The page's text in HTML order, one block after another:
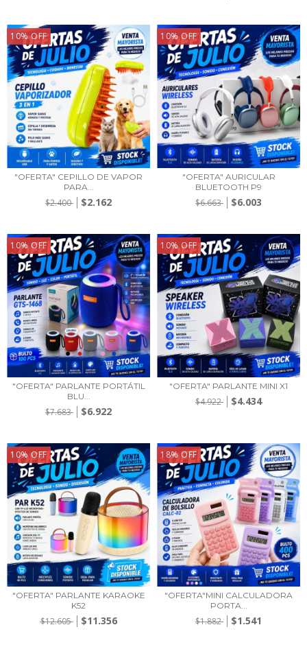
10%OFF
"OFERTA" CEPILLO DE VAPOR
PARA...
$2.400 $2.162
10%OFF
"OFERTA" AURICULAR
BLUETOOTH P9
$6.663 $6.003
10%OFF
"OFERTA" PARLANTE PORTÁTIL
BLU...
$7.683 $6.922
10%OFF
"OFERTA" PARLANTE MINI X1
$4.922 $4.434
10%OFF
"OFERTA" PARLANTE KARAOKE
K52
$12.605 $11.356
18%OFF
"OFERTA"MINI CALCULADORA
PORTA...
$1.882 $1.541